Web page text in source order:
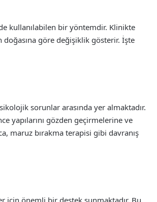
kullanılabilen bir yöntemdir. Klinikte
göre değişiklik gösterir. İşte
sorunlar arasında yer almaktadır.
yapılarını gözden geçirmelerine ve
maruz bırakma terapisi gibi davranış
için önemli bir destek sunmaktadır. Bu